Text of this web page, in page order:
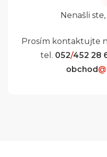
Nenašli
Prosím kontaktujte
tel. 052/452 28
obchod @